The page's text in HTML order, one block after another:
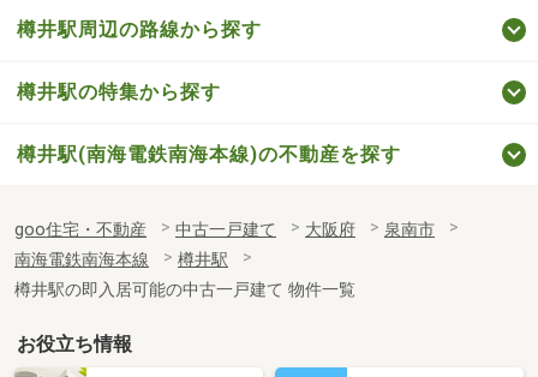
樽井駅周辺の路線から探す
樽井駅の特集から探す
樽井駅(南海電鉄南海本線)の不動産を探す
goo住宅・不動産 中古一戸建て 大阪府
泉南市
南海電鉄南海本線
樽井駅
樽井駅の即入居可能の中古一戸建て 物件一覧
お役立ち情報